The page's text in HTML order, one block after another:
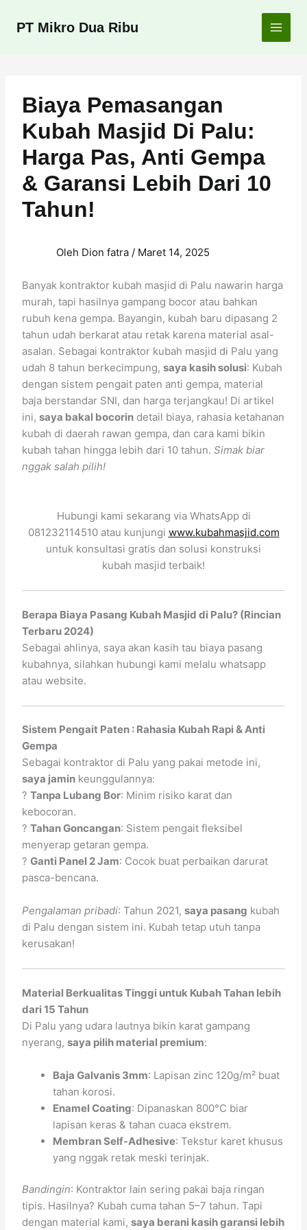
PT Mikro Dua Ribu
Biaya Pemasangan
Kubah Masjid Di Palu:
Harga Pas, Anti Gempa
& Garansi Lebih Dari 10
Tahun!
Oleh Dion fatra / Maret 14, 2025
Banyak kontraktor kubah masjid di Palu nawarin harga
murah, tapi hasilnya gampang bocor atau bahkan
rubuh kena gempa. Bayangin, kubah baru dipasang 2
tahun udah berkarat atau retak karena material asal-
asalan. Sebagai kontraktor kubah masjid di Palu yang
udah 8 tahun berkecimpung,saya kasih solusi: Kubah
dengan sistem pengait paten anti gempa, material
baja berstandar SNI, dan harga terjangkau! Di artikel
ini,saya bakal bocorin detail biaya, rahasia ketahanan
kubah di daerah rawan gempa, dan cara kami bikin
kubah tahan hingga lebih dari 10 tahun.Simak biar
nggak salah pilih!
Hubungi kami sekarang via WhatsApp di
081232114510 atau kunjungi www.kubahmasjid.com
untuk konsultasi gratis dan solusi konstruksi
kubah masjid terbaik!
Berapa Biaya Pasang Kubah Masjid di Palu? (Rincian
Terbaru 2024)
Sebagai ahlinya, saya akan kasih tau biaya pasang
kubahnya, silahkan hubungi kami melalu whatsapp
atau website.
Sistem Pengait Paten : Rahasia Kubah Rapi & Anti
Gempa
Sebagai kontraktor di Palu yang pakai metode ini,
saya jamin keunggulannya:
?Tanpa Lubang Bor: Minim risiko karat dan
kebocoran.
?Tahan Goncangan: Sistem pengait fleksibel
menyerap getaran gempa.
?Ganti Panel 2 Jam: Cocok buat perbaikan darurat
pasca-bencana.
Pengalaman pribadi: Tahun 2021,saya pasang kubah
di Palu dengan sistem ini. Kubah tetap utuh tanpa
kerusakan!
Material Berkualitas Tinggi untuk Kubah Tahan lebih
dari 15 Tahun
Di Palu yang udara lautnya bikin karat gampang
nyerang,saya pilih material premium:
Baja Galvanis 3mm: Lapisan zinc 120g/m² buat
tahan korosi.
Enamel Coating: Dipanaskan 800°C biar
lapisan keras & tahan cuaca ekstrem.
Membran Self-Adhesive: Tekstur karet khusus
yang nggak retak meski terinjak.
Bandingin: Kontraktor lain sering pakai baja ringan
tipis. Hasilnya? Kubah cuma tahan 5–7 tahun. Tapi
dengan material kami,saya berani kasih garansi lebih